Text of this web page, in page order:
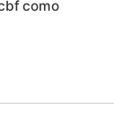
como